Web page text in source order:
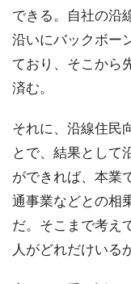
できる。自社の沿
沿いにバックボー
ており、そこから
済む。
それに、沿線住民
とで、結果として
ができれば、本業
通事業などとの相
だ。そこまで考え
人がどれだけいる